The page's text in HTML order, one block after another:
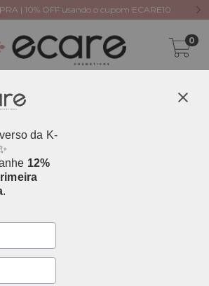
| 10% OFF usando o cupom ECARE10
0
da K-
12%
.